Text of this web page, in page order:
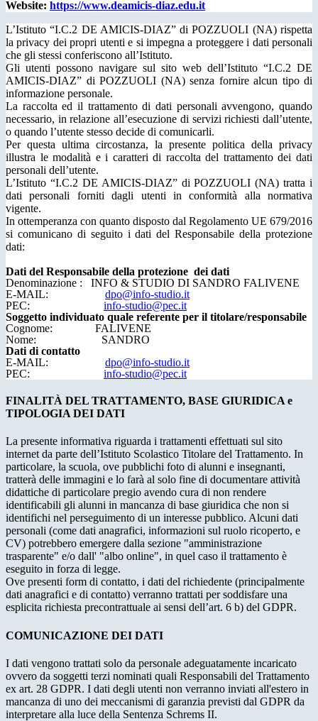
Website: https://www.deamicis-diaz.edu.it
L’Istituto “I.C.2 DE AMICIS-DIAZ” di POZZUOLI (NA) rispetta
la privacy dei propri utenti e si impegna a proteggere i dati personali
che gli stessi conferiscono all’Istituto.
Gli utenti possono navigare sul sito web dell’Istituto “I.C.2 DE
AMICIS-DIAZ” di POZZUOLI (NA) senza fornire alcun tipo di
informazione personale.
La raccolta ed il trattamento di dati personali avvengono, quando
necessario, in relazione all’esecuzione di servizi richiesti dall’utente,
o quando l’utente stesso decide di comunicarli.
Per questa ultima circostanza, la presente politica della privacy
illustra le modalità e i caratteri di raccolta del trattamento dei dati
personali dell’utente.
L’Istituto “I.C.2 DE AMICIS-DIAZ” di POZZUOLI (NA) tratta i
dati personali forniti dagli utenti in conformità alla normativa
vigente.
In ottemperanza con quanto disposto dal Regolamento UE 679/2016
si comunicano di seguito i dati del Responsabile della protezione
dati:
Dati del Responsabile della protezione dei dati
Denominazione : INFO & STUDIO DI SANDRO FALIVENE
E-MAIL: dpo@info-studio.it
PEC: info-studio@pec.it
Soggetto individuato quale referente per il titolare/responsabile
Cognome: FALIVENE
Nome: SANDRO
Dati di contatto
E-MAIL: dpo@info-studio.it
PEC: info-studio@pec.it
FINALITÀ DEL TRATTAMENTO, BASE GIURIDICA e
TIPOLOGIA DEI DATI
La presente informativa riguarda i trattamenti effettuati sul sito
internet da parte dell’Istituto Scolastico Titolare del Trattamento. In
particolare, la scuola, ove pubblichi foto di alunni e insegnanti,
tratterà delle immagini e lo farà al solo fine di documentare attività
didattiche di particolare pregio avendo cura di non rendere
identificabili gli alunni in mancanza di base giuridica che non si
identifichi nel perseguimento di un interesse pubblico. Alcuni dati
personali (come dati anagrafici, informazioni sul ruolo ricoperto, e
CV) potrebbero emergere dalla sezione "amministrazione
trasparente" e/o dall' "albo online", in quel caso il trattamento è
eseguito in forza di legge.
Ove presenti form di contatto, i dati del richiedente (principalmente
dati anagrafici e di contatto) verranno trattati per soddisfare una
esplicita richiesta precontrattuale ai sensi dell’art. 6 b) del GDPR.
COMUNICAZIONE DEI DATI
I dati vengono trattati solo da personale adeguatamente incaricato
ovvero da soggetti terzi nominati quali Responsabili del Trattamento
ex art. 28 GDPR. I dati degli utenti non verranno inviati all'estero in
mancanza di uno dei meccanismi di garanzia previsti dal GDPR da
interpretare alla luce della Sentenza Schrems II.